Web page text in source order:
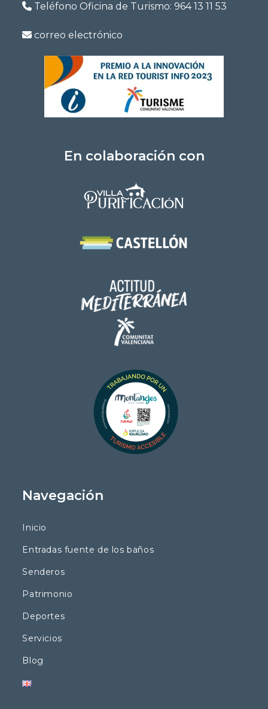
Teléfono Oficina de Turismo: 964 13 11 53
correo electrónico
En colaboración con
Navegación
Inicio
Entradas fuente de los baños
Senderos
Patrimonio
Deportes
Servicios
Blog